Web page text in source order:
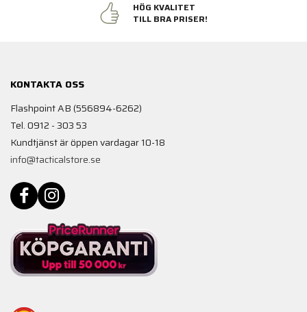
HÖG KVALITET
TILL BRA PRISER!
KONTAKTA OSS
Flashpoint AB (556894-6262)
Tel. 0912 - 303 53
Kundtjänst är öppen vardagar 10-18
info@tacticalstore.se